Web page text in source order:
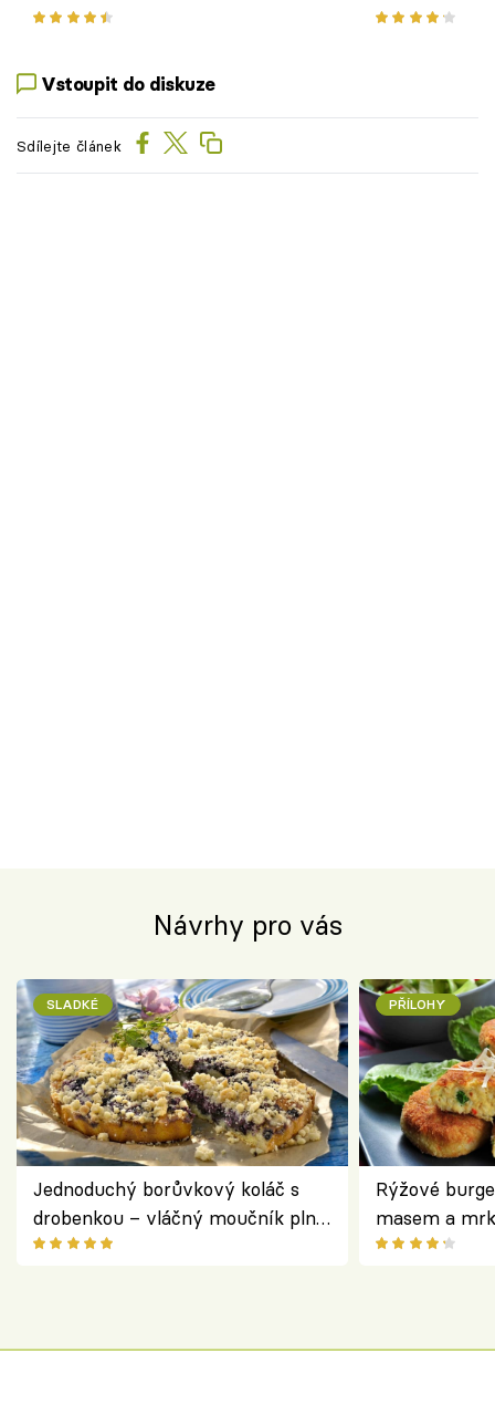
Vstoupit do diskuze
Sdílejte článek
Návrhy pro vás
SLADKÉ
Jednoduchý borůvkový koláč s
drobenkou – vláčný moučník plný
ovoce
PŘÍLOHY
Rýžové
masem a
salátem –